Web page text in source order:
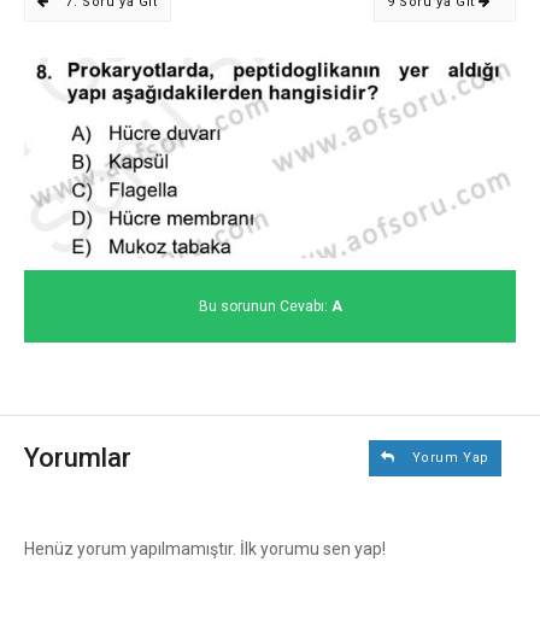
Bu sorunun Cevabı: A
Yorumlar Yorum Yap
Henüz yorum yapılmamıştır. İlk yorumu sen yap!